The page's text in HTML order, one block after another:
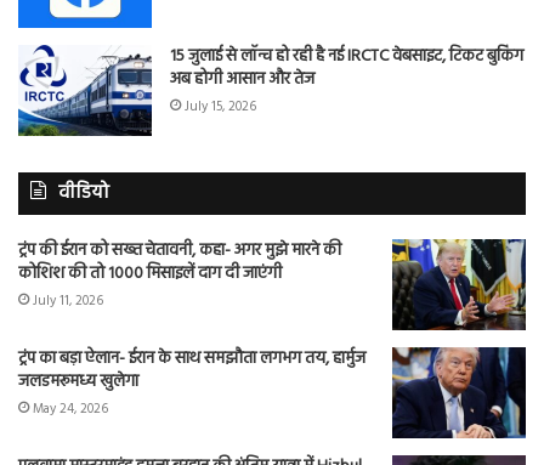
15 जुलाई से लॉन्च हो रही है नई IRCTC वेबसाइट, टिकट बुकिंग
अब होगी आसान और तेज
July 15, 2026
वीडियो
ट्रंप की ईरान को सख्त चेतावनी, कहा- अगर मुझे मारने की
कोशिश की तो 1000 मिसाइलें दाग दी जाएंगी
July 11, 2026
ट्रंप का बड़ा ऐलान- ईरान के साथ समझौता लगभग तय, हार्मुज
जलडमरूमध्य खुलेगा
May 24, 2026